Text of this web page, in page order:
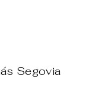
Segovia